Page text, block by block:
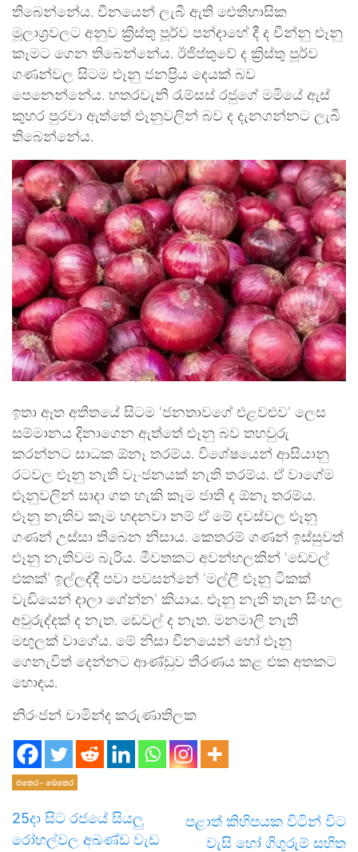
තිබෙන්නේය. චීනයෙන් ලැබී ඇති ඓතිහාසික
මූලාශ්‍රවලට අනුව ක්‍රිස්තු පූර්ව පන්දාහේ දී ද චීන්නු ළුෑනු
කෑමට ගෙන තිබෙන්නේය. ඊජිප්තුවේ ද ක්‍රිස්තු පූර්ව
ගණන්වල සිටම ළුෑනු ජනප්‍රිය දෙයක් බව
පෙනෙන්නේය. හතරවැනි රැම්සස් රජුගේ මමියේ ඇස්
කුහර පුරවා ඇත්තේ ළුෑනුවලින් බව ද දැනගන්නට ලැබී
තිබෙන්නේය.
ඉතා ඈත අතීතයේ සිටම ‘ජනතාවගේ එළවළුව’ ලෙස
සම්මානය දිනාගෙන ඇත්තේ ළුෑනු බව තහවුරු
කරන්නට සාධක ඕනෑ තරම්ය. විශේෂයෙන් ආසියානු
රටවල ළුෑනු නැති වෑංජනයක් නැති තරම්ය. ඒ වාගේම
ළූනුවලින් සාදා ගත හැකි කෑම ජාති ද ඕනෑ තරම්ය.
ළුෑනු නැතිව කෑම හදනවා නම් ඒ මේ දවස්වල ළුෑනු
ගණන් උස්සා තිබෙන නිසාය. කෙතරම් ගණන් ඉස්සුවත්
ළුෑනු නැතිවම බැරිය. මීවතකට අවන්හලකින් ‘ඩෙවල්
එකක්’ ඉල්ලද්දී පවා පවසන්නේ ‘මල්ලී ළුෑනු ටිකක්
වැඩියෙන් දාලා ගේන්න’ කියාය. ළුෑනු නැති තැන සිංහල
අවුරුද්දක් ද නැත. ඩෙවල් ද නැත. මනමාලි නැති
මඟුලක් වාගේය. මේ නිසා චීනයෙන් හෝ ළුෑනු
ගෙනැවිත් දෙන්නට ආණ්ඩුව තීරණය කළ එක අතකට
හොඳය.
නිරංජන් චාමින්ද කරුණාතිලක
එතෙර - මෙතෙර
25දා සිට රජයේ සියලු
රෝහල්වල අඛණ්ඩ වැඩ
පළාත් කිහිපයක විටින් විට
වැසි හෝ ගිගුරුම් සහිත